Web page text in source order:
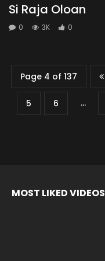
Si Raja Oloan
0 3K 0
Page 4 of 137
5 6 ...
MOST LIKED VIDEOS